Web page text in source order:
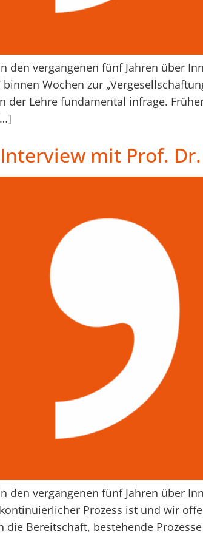
den vergangenen fünf Jahren über
binnen Wochen zur
der Lehre fundamental infrage.
mit Prof.
den vergangenen fünf Jahren über
Prozess ist und wir
die Bereitschaft, bestehende